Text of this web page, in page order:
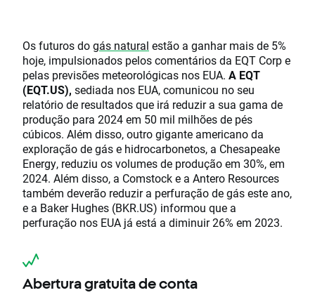
Os futuros dogás natural estão a ganhar mais de 5%
hoje, impulsionados pelos comentários da EQT Corp e
pelas previsões meteorológicas nos EUA. A EQT
(EQT.US), sediada nos EUA, comunicou no seu
relatório de resultados que irá reduzir a sua gama de
produção para 2024 em 50 mil milhões de pés
cúbicos. Além disso, outro gigante americano da
exploração de gás e hidrocarbonetos, a Chesapeake
Energy, reduziu os volumes de produção em 30%, em
2024. Além disso, a Comstock e a Antero Resources
também deverão reduzir a perfuração de gás este ano,
e a Baker Hughes (BKR.US) informou que a
perfuração nos EUA já está a diminuir 26% em 2023.
Abertura gratuita de conta